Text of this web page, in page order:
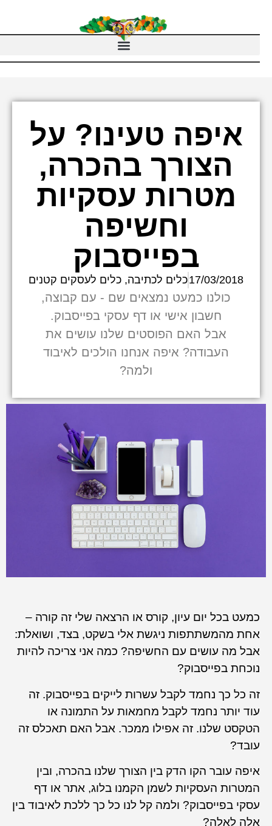
איפה טעינו? על
הצורך בהכרה,
מטרות עסקיות
וחשיפה
בפייסבוק
17/03/2018כלים לכתיבה,כלים לעסקים קטנים
כולנו כמעט נמצאים שם - עם קבוצה,
חשבון אישי או דף עסקי בפייסבוק.
אבל האם הפוסטים שלנו עושים את
העבודה? איפה אנחנו הולכים לאיבוד
ולמה?
כמעט בכל יום עיון, קורס או הרצאה שלי זה קורה –
אחת מהמשתתפות ניגשת אלי בשקט, בצד, ושואלת:
אבל מה עושים עם החשיפה? כמה אני צריכה להיות
נוכחת בפייסבוק?
זה כל כך נחמד לקבל עשרות לייקים בפייסבוק. זה
עוד יותר נחמד לקבל מחמאות על התמונה או
הטקסט שלנו. זה אפילו ממכר. אבל האם תאכלס זה
עובד?
איפה עובר הקו הדק בין הצורך שלנו בהכרה, ובין
המטרות העסקיות לשמן הקמנו בלוג, אתר או דף
עסקי בפייסבוק? ולמה קל לנו כל כך ללכת לאיבוד בין
אלה לאלה?